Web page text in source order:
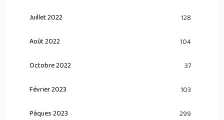
Juillet 2022 128
Août 2022 104
Octobre 2022 37
Février 2023 103
Pâques 2023 299